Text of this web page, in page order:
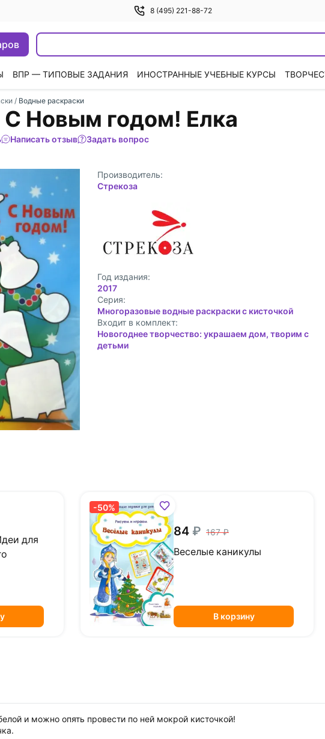
8 (495) 221-88-72
ВПР — ТИПОВЫЕ ЗАДАНИЯ ИНОСТРАННЫЕ УЧЕБНЫЕ КУРСЫ
/ Водные раскраски
С Новым годом! Елка
Написать отзыв Задать вопрос
Производитель:
Стрекоза
Год издания:
2017
Cерия:
Многоразовые водные раскраски с кисточкой
Входит в комплект:
Новогоднее творчество: украшаем дом, творим с
детьми
для
-50%
84 167
Веселые каникулы
В корзину
и можно опять провести по ней мокрой кисточкой!